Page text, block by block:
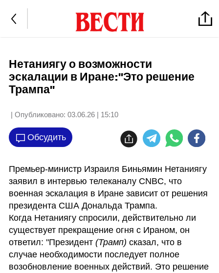
Нетаниягу о возможности
эскалации в Иране:"Это решение
Трампа"
| Опубликовано: 03.06.26 | 15:10
Обсудить
Премьер-министр Израиля Биньямин Нетаниягу
заявил в интервью телеканалу CNBC, что
военная эскалация в Иране зависит от решения
президента США Дональда Трампа.
Когда Нетаниягу спросили, действительно ли
существует прекращение огня с Ираном, он
ответил: "Президент (Трамп) сказал, что в
случае необходимости последует полное
возобновление военных действий. Это решение